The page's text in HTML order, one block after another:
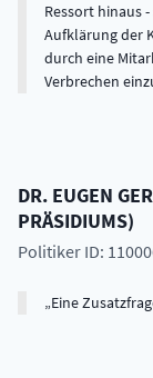
Ressort hinaus
Aufklärung der
durch eine
Verbrechen
DR. EUGEN
PRÄSIDIUMS)
Politiker ID:
Eine